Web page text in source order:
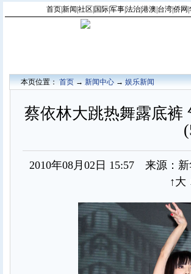
首页|新闻 社区 国际|军事|法治|港澳 台湾|侨网
本页位置：首页→新闻中心→娱乐新闻
蔡依林大跳热舞露底裤
2010年08月02日 15:57 来源：
↑大